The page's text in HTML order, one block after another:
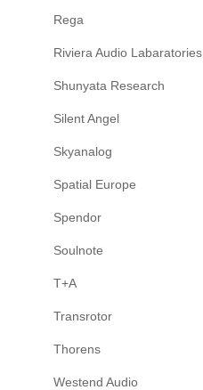
Rega
Riviera Audio Labaratories
Shunyata Research
Silent Angel
Skyanalog
Spatial Europe
Spendor
Soulnote
T+A
Transrotor
Thorens
Westend Audio